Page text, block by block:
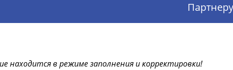
Партнеру
находится в режиме заполнения и корректировки!